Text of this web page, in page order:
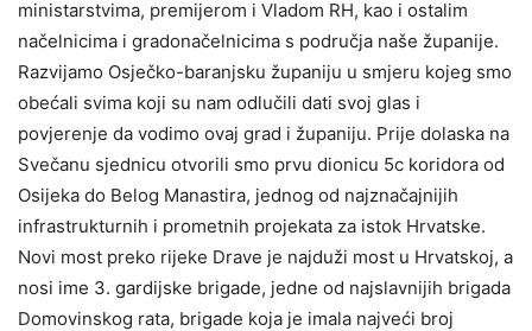
ministarstvima, premijerom i Vladom RH, kao i ostalim
načelnicima i gradonačelnicima s područja naše županije.
Razvijamo Osječko-baranjsku županiju u smjeru kojeg smo
obećali svima koji su nam odlučili dati svoj glas i
povjerenje da vodimo ovaj grad i županiju. Prije dolaska na
Svečanu sjednicu otvorili smo prvu dionicu 5c koridora od
Osijeka do Belog Manastira, jednog od najznačajnijih
infrastrukturnih i prometnih projekata za istok Hrvatske.
Novi most preko rijeke Drave je najduži most u Hrvatskoj, a
nosi ime 3. gardijske brigade, jedne od najslavnijih brigada
Domovinskog rata, brigade koja je imala najveći broj